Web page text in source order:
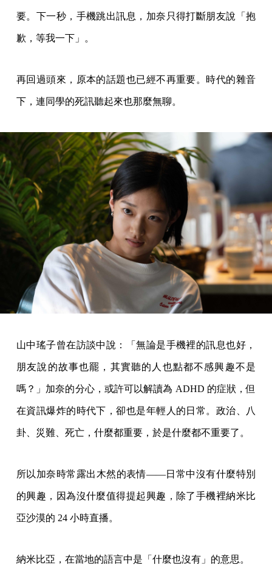
要。下一秒，手機跳出訊息，加奈只得打斷朋友說「抱
歉，等我一下」。
再回過頭來，原本的話題也已經不再重要。時代的雜音
下，連同學的死訊聽起來也那麼無聊。
山中瑤子曾在訪談中說：「無論是手機裡的訊息也好，
朋友說的故事也罷，其實聽的人也點都不感興趣不是
嗎？」加奈的分心，或許可以解讀為 ADHD 的症狀，但
在資訊爆炸的時代下，卻也是年輕人的日常。政治、八
卦、災難、死亡，什麼都重要，於是什麼都不重要了。
所以加奈時常露出木然的表情——日常中沒有什麼特別
的興趣，因為沒什麼值得提起興趣，除了手機裡納米比
亞沙漠的 24 小時直播。
納米比亞，在當地的語言中是「什麼也沒有」的意思。